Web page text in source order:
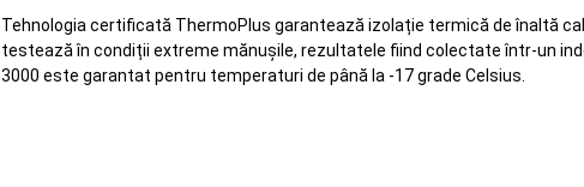
Tehnologia certificată ThermoPlus garantează izolație termică de înaltă
testează în condiții extreme mănușile, rezultatele fiind colectate într-un
3000 este garantat pentru temperaturi de până la -17 grade Celsius.